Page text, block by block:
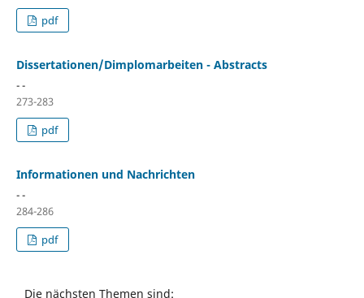
pdf
Dissertationen/Dimplomarbeiten - Abstracts
- -
273-283
pdf
Informationen und Nachrichten
- -
284-286
pdf
Die nächsten Themen sind: